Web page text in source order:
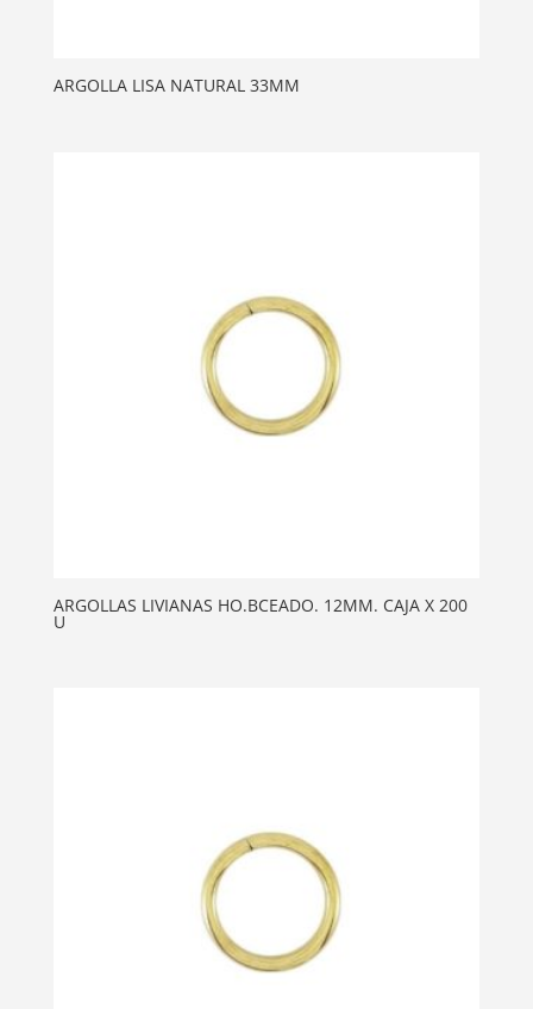
ARGOLLA LISA NATURAL 33MM
ARGOLLAS LIVIANAS HO.BCEADO. 12MM. CAJA X 200
U